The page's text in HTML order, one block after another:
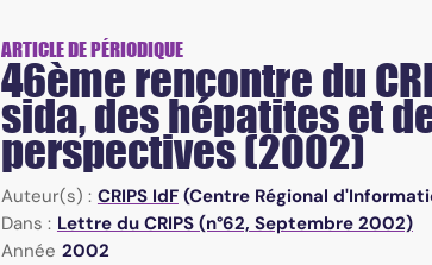
ARTICLE DE PÉRIODIQUE
46ème rencontre du
sida, des hépatites et
perspectives (2002)
Auteur(s) : CRIPS IdF(Centre Régional
Dans : Lettre du CRIPS (n°62, Septembre 2002)
Année 2002